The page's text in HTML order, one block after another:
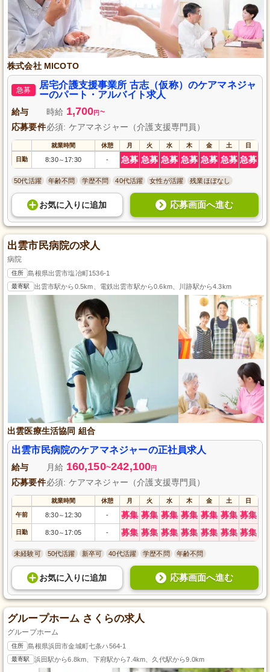
株式会社 MICOTO
急募
居宅介護支援事業所 古志（仮称）のケアマネジャ
ーのパート・アルバイト求人
給与 時給 1,700円 ~
応募要件必須: ケアマネジャー（介護支援専門員）
就業時間 休憩 月 火 水 木 金 土 日
日勤 8:30～ 17:30 - 急募 急募 急募 急募 急募 急募 急募
50代活躍 年齢不問 学歴不問 40代活躍 女性が活躍 残業ほぼなし
お気に入り に追加 応募画面へ進む
出雲市民病院の求人
病院
住所 島根県出雲市塩冶町1536-1
最寄駅 出雲市駅から0.5km、電鉄出雲市駅から0.6km、川跡駅から4.3km
出雲医療生活協同 組合
出雲市民病院のケアマネジャーの正社員求人
給与 月給 160,150~242,100円
応募要件必須: ケアマネジャー（介護支援専門員）
就業時間 休憩 月 火 水 木 金 土 日
午前 8:30～ 12:30 - 募集 募集 募集 募集 募集 募集 募集
日勤 8:30～ 17:05 - 募集 募集 募集 募集 募集 募集 募集
未経験可 50代活躍 新卒可 40代活躍 学歴不問 年齢不問
お気に入り に追加 応募画面へ進む
グループホーム さくらの求人
グループホーム
住所 島根県浜田市金城町七条ハ564-1
最寄駅 浜田駅から6.8km、下府駅から7.4km、久代駅から9.0km